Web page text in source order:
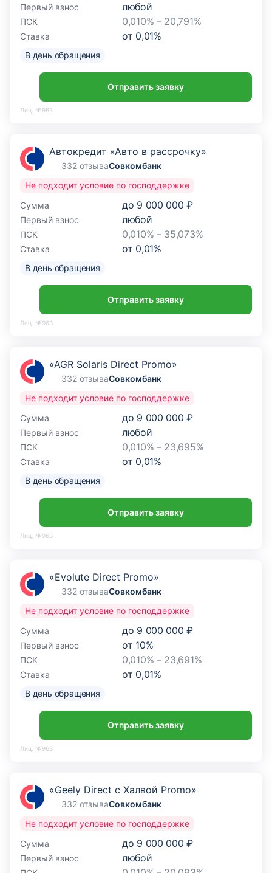
Первый взнос любой
ПСК 0,010% – 20,791%
Ставка от 0,01%
В день обращения
Отправить заявку
Лиц. №963
Автокредит «Авто в рассрочку»
332 отзываСовкомбанк
Сумма до 9 000 000 ₽
Первый взнос любой
ПСК 0,010% – 35,073%
Ставка от 0,01%
Не подходит условие по господдержке
В день обращения
Отправить заявку
Лиц. №963
«AGR Solaris Direct Promo»
332 отзываСовкомбанк
Сумма до 9 000 000 ₽
Первый взнос любой
ПСК 0,010% – 23,695%
Ставка от 0,01%
Не подходит условие по господдержке
В день обращения
Отправить заявку
Лиц. №963
«Evolute Direct Promo»
332 отзываСовкомбанк
Сумма до 9 000 000 ₽
Первый взнос от 10%
ПСК 0,010% – 23,691%
Ставка от 0,01%
Не подходит условие по господдержке
В день обращения
Отправить заявку
Лиц. №963
«Geely Direct с Халвой Promo»
332 отзываСовкомбанк
Сумма до 9 000 000 ₽
Первый взнос любой
Не подходит условие по господдержке